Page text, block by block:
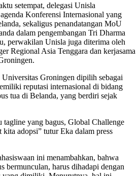
setempat, delegasi Unisla
Konferensi Internasional yang
sekaligus penandatangan MoU
dalam pengembangan Tri Dharma
perwakilan Unisla juga diterima oleh
Regional Asia Tenggara dan kerjasama
Groningen dipilih sebagai
reputasi internasional di bidang
tua di Belanda, yang berdiri sejak
yang bagus, Global Challenge
adopsi” tutur Eka dalam press
ini menambahkan, bahwa
bermunculan, harus dihadapi dengan